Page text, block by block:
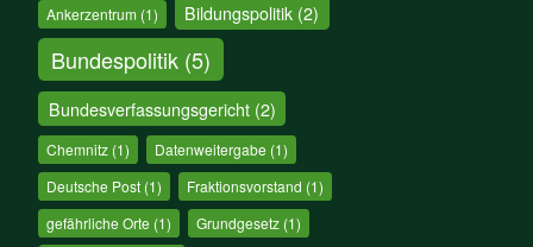
Ankerzentrum (1) Bildungspolitik (2)
Bundespolitik(5)
Bundesverfassungsgericht(2)
Chemnitz (1) Datenweitergabe (1)
Deutsche Post (1) Fraktionsvorstand (1)
gefährliche Orte (1) Grundgesetz(1)